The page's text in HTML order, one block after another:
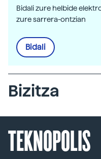
Bidali zure helbide
zure sarrera-ontzian
Bidali
Bizitza
TEKNOPOLIS